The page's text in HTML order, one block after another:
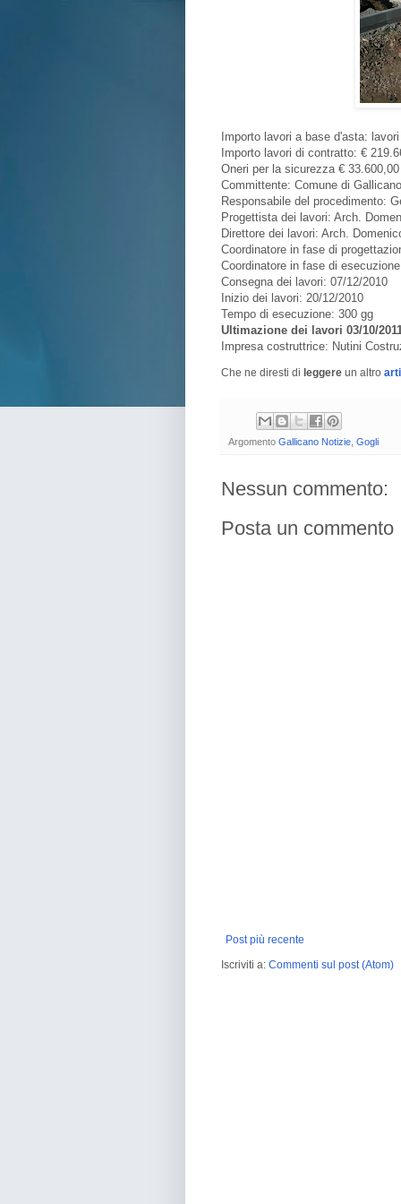
Importo lavori a base d'asta:
Importo lavori di contratto: €
Oneri per la sicurezza € 33.600,00
Committente: Comune di Gallicano
Responsabile del procedimento:
Progettista dei lavori: Arch.
Direttore dei lavori: Arch.
Coordinatore in fase di
Coordinatore in fase di
Consegna dei lavori: 07/12/2010
Inizio dei lavori: 20/12/2010
Tempo di esecuzione: 300 gg
Ultimazione dei lavori 03/10/
Impresa costruttrice: Nutini
Che ne diresti di leggere un altro
Argomento Gallicano Notizie Gogli
Nessun commento:
Posta un commento
Post più recente
Iscriviti a: Commenti sul post (Atom)